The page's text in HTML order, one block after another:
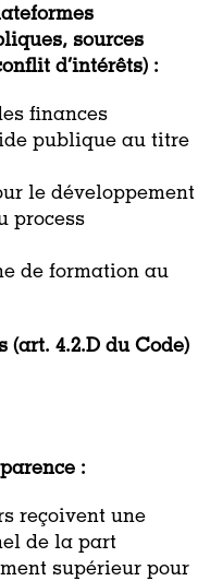
sources
d’intérêts) :
finances
publique au titre
le développement
process
de formation au
(art. 4.2.D du Code)
:
reçoivent une
de la part
supérieur pour